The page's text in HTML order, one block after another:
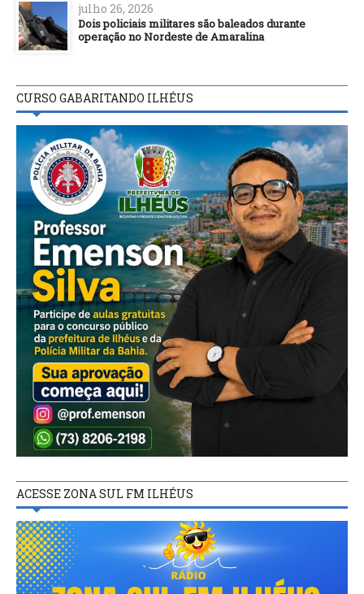
julho 26, 2026
Dois policiais militares são baleados durante
operação no Nordeste de Amaralina
CURSO GABARITANDO ILHÉUS
ACESSE ZONA SUL FM ILHÉUS